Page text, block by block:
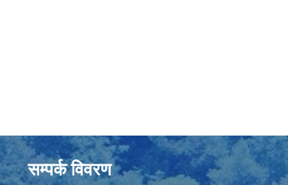
सम्पर्क विवरण